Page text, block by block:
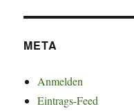
META
Anmelden
Eintrags-Feed